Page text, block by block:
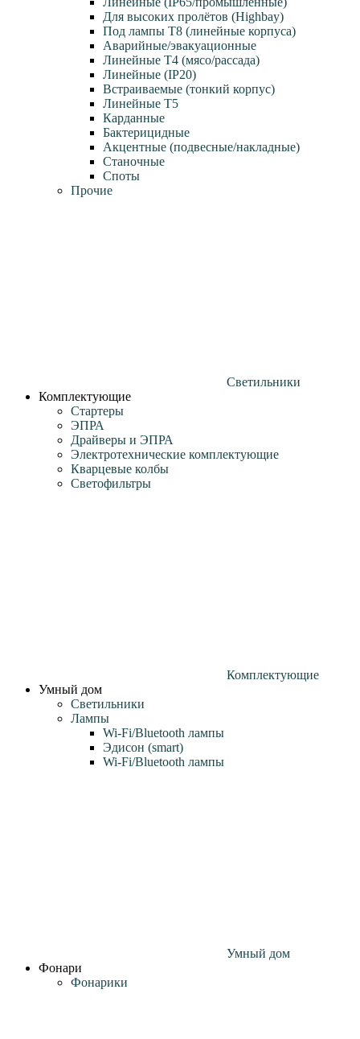
Для высоких пролётов (Highbay)
Под лампы T8 (линейные корпуса)
Аварийные/эвакуационные
Линейные T4 (мясо/рассада)
Линейные (IP20)
Встраиваемые (тонкий корпус)
Линейные T5
Карданные
Бактерицидные
Акцентные (подвесные/накладные)
Станочные
Споты
Прочие
Светильники
Комплектующие
Стартеры
ЭПРА
Драйверы и ЭПРА
Электротехнические комплектующие
Кварцевые колбы
Светофильтры
Комплектующие
Умный дом
Светильники
Лампы
Wi‑Fi/Bluetooth лампы
Эдисон (smart)
Wi-Fi/Bluetooth лампы
Умный дом
Фонари
Фонарики